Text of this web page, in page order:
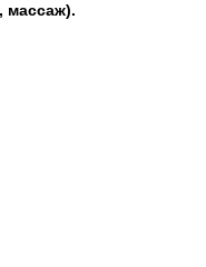
массаж).